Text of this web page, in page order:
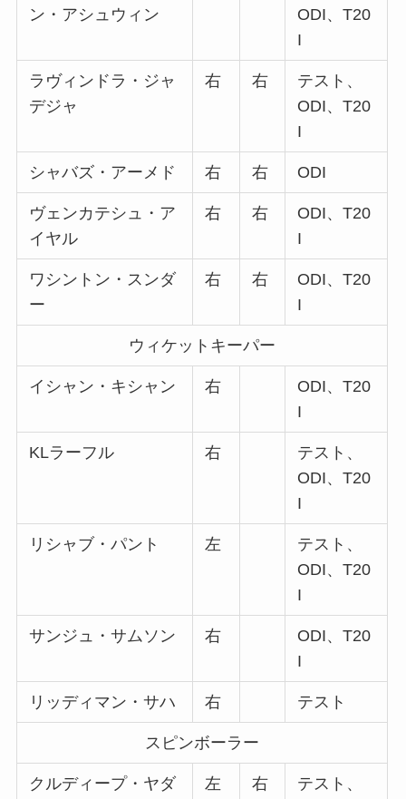
ン・アシュウィン
ODI、T20
I
ラヴィンドラ・ジャ
デジャ
右 右
テスト、
ODI、T20
I
シャバズ・アーメド 右 右 ODI
ヴェンカテシュ・ア
イヤル
右 右
ODI、T20
I
ワシントン・スンダ
ー
右 右
ODI、T20
I
ウィケットキーパー
イシャン・キシャン 右
ODI、T20
I
KLラーフル 右
テスト、
ODI、T20
I
リシャブ・パント 左
テスト、
ODI、T20
I
サンジュ・サムソン 右
ODI、T20
I
リッディマン・サハ 右 テスト
スピンボーラー
クルディープ・ヤダ
左 右
テスト、